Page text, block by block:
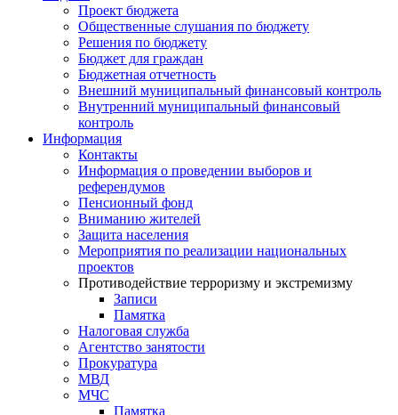
Проект бюджета
Общественные слушания по бюджету
Решения по бюджету
Бюджет для граждан
Бюджетная отчетность
Внешний муниципальный финансовый контроль
Внутренний муниципальный финансовый
контроль
Информация
Контакты
Информация о проведении выборов и
референдумов
Пенсионный фонд
Вниманию жителей
Защита населения
Мероприятия по реализации национальных
проектов
Противодействие терроризму и экстремизму
Записи
Памятка
Налоговая служба
Агентство занятости
Прокуратура
МВД
МЧС
Памятка